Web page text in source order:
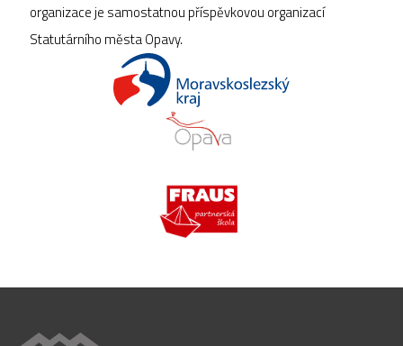
organizace je samostatnou příspěvkovou organizací
Statutárního města Opavy.